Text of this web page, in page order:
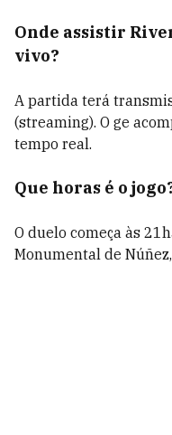
Onde assistir
vivo?
A partida terá
(streaming). O ge
tempo real.
Que horas é o
O duelo começa às
Monumental de